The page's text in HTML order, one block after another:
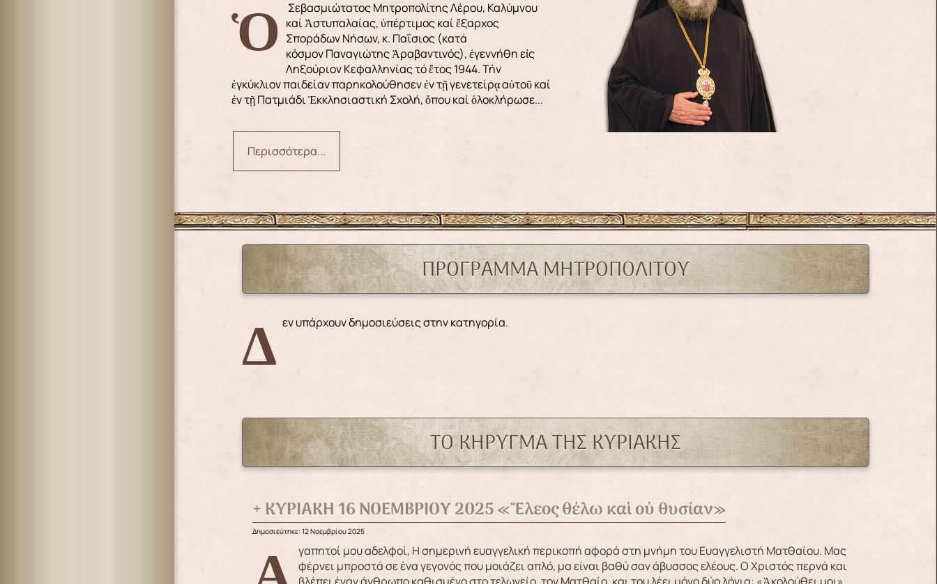
Ὁ Σεβασμιώτατος Μητροπολίτης Λέρου, Καλύμνου καί Ἀστυπαλαίας, ὑπέρτιμος καί ἔξαρχος
Σποράδων Νήσων, κ. Παΐσιος (κατά
κόσμον Παναγιώτης Ἀραβαντινός), ἐγεννήθη εἰς
Ληξούριον Κεφαλληνίας τό ἔτος 1944. Τήν
ἐγκύκλιον παιδείαν παρηκολούθησεν ἐν τῇ γενετείρᾳ αὐτοῦ καί
ἐν τῇ Πατμιάδι Ἐκκλησιαστική Σχολή, ὅπου καί ὁλοκλήρωσε...
Περισσότερα...
ΠΡΟΓΡΑΜΜΑ ΜΗΤΡΟΠΟΛΙΤΟΥ
Δεν υπάρχουν δημοσιεύσεις στην κατηγορία.
ΤΟ ΚΗΡΥΓΜΑ ΤΗΣ ΚΥΡΙΑΚΗΣ
+ ΚΥΡΙΑΚΗ 16 ΝΟΕΜΒΡΙΟΥ 2025 «Ἔλεος θέλω καὶ οὐ θυσίαν»
Δημοσιεύτηκε: 12 Νοεμβρίου 2025
φέρνει μπροστά σε ένα γεγονός που μοιάζει απλό, μα είναι βαθύ σαν άβυσσος ελέους. Ο Χριστός περνά και